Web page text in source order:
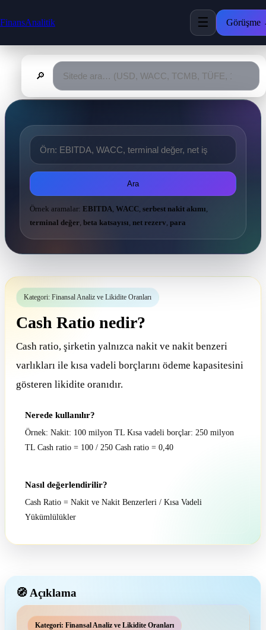
FinansAnalitik ☰
🔎
Ara
Örnek aramalar: EBITDA, WACC, serbest nakit akımı,
terminal değer, beta katsayısı, net rezerv, para
Kategori: Finansal Analiz ve Likidite Oranları
Cash Ratio nedir?
Cash ratio, şirketin yalnızca nakit ve nakit benzeri
varlıkları ile kısa vadeli borçlarını ödeme kapasitesini
gösteren likidite oranıdır.
Nerede kullanılır?
Örnek: Nakit: 100 milyon TL Kısa vadeli borçlar: 250 milyon
TL Cash ratio = 100 / 250 Cash ratio = 0,40
Nasıl değerlendirilir?
Cash Ratio = Nakit ve Nakit Benzerleri / Kısa Vadeli
Yükümlülükler
🧭 Açıklama
Kategori: Finansal Analiz ve Likidite Oranları